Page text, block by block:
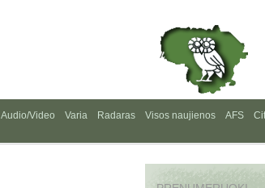
Audio/Video Varia Radaras Visos naujienos AFS